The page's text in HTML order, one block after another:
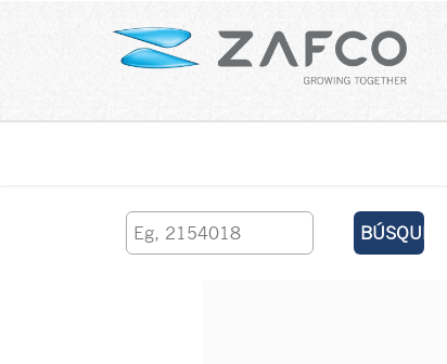
BÚSQUEDA